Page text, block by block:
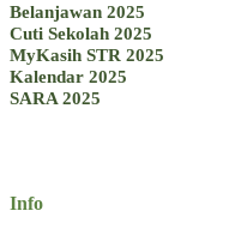
Belanjawan 2025
Cuti Sekolah 2025
MyKasih STR 2025
Kalendar 2025
SARA 2025
Info